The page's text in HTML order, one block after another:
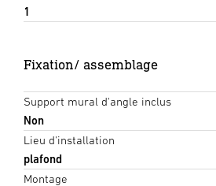
1
Fixation/ assemblage
Support mural d'angle inclus
Non
Lieu d'installation
plafond
Montage